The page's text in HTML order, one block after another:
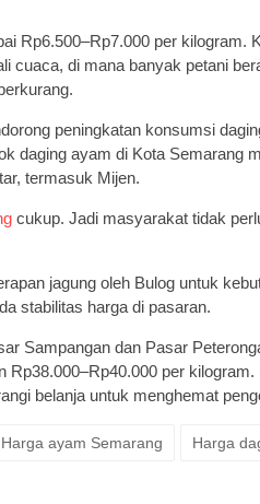
Rp6.500–Rp7.000 per kilogram.
cuaca, di mana banyak petani
peningkatan konsumsi
daging ayam di Kota Semarang
termasuk Mijen.
cukup. Jadi masyarakat tidak
jagung oleh Bulog untuk
stabilitas harga di pasaran.
Sampangan dan Pasar
Rp38.000–Rp40.000 per
belanja untuk menghemat
Harga ayam Semarang Harga